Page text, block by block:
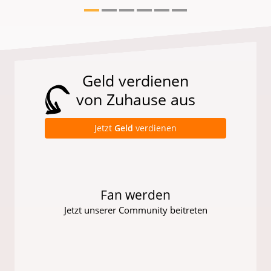
Geld verdienen
von Zuhause aus
Jetzt Geld verdienen
Fan werden
Jetzt unserer Community beitreten